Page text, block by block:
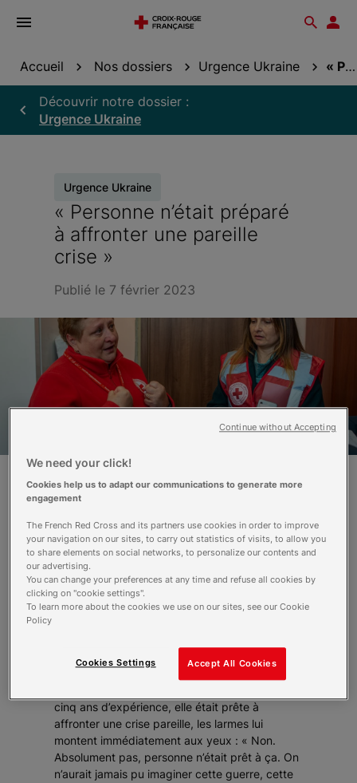
Ouvrir
Accueil Nos dossiers Urgence Ukraine « Personne n’était préparé à affronter une...
Découvrir notre dossier :
Urgence Ukraine
Urgence Ukraine
« Personne n’était préparé
à affronter une pareille
crise »
Publié le 7 février 2023
Natalia œuvre depuis 25 ans pour la
Croix-Rouge ukrainienne.
Nous sommes dans un local au pied d’un
immeuble sans charme, à la périphérie de Lviv.
Au rez-de-chaussée, un local abrite l’un des
centres de la Croix-Rouge ukrainienne. Natalia,
depuis 1998 pour la Croix-Rouge.
Son mari est un ancien pompier à la retraite.
cinq ans d’expérience, elle était prête à
affronter une crise pareille, les larmes lui
montent immédiatement aux yeux : « Non.
Absolument pas, personne n’était prêt à ça. On
n’aurait jamais pu imaginer cette guerre, cette
We need your click!
Cookies help us to adapt our communications to generate more
engagement
The French Red Cross and its partners use cookies in order to improve
your navigation on our sites, to carry out statistics of visits, to allow you
to share elements on social networks, to personalize our contents and
our advertising.
You can change your preferences at any time and refuse all cookies by
clicking on "cookie settings".
To learn more about the cookies we use on our sites, see our Cookie
Policy
Accept All Cookies
Cookies Settings
Continue without Accepting